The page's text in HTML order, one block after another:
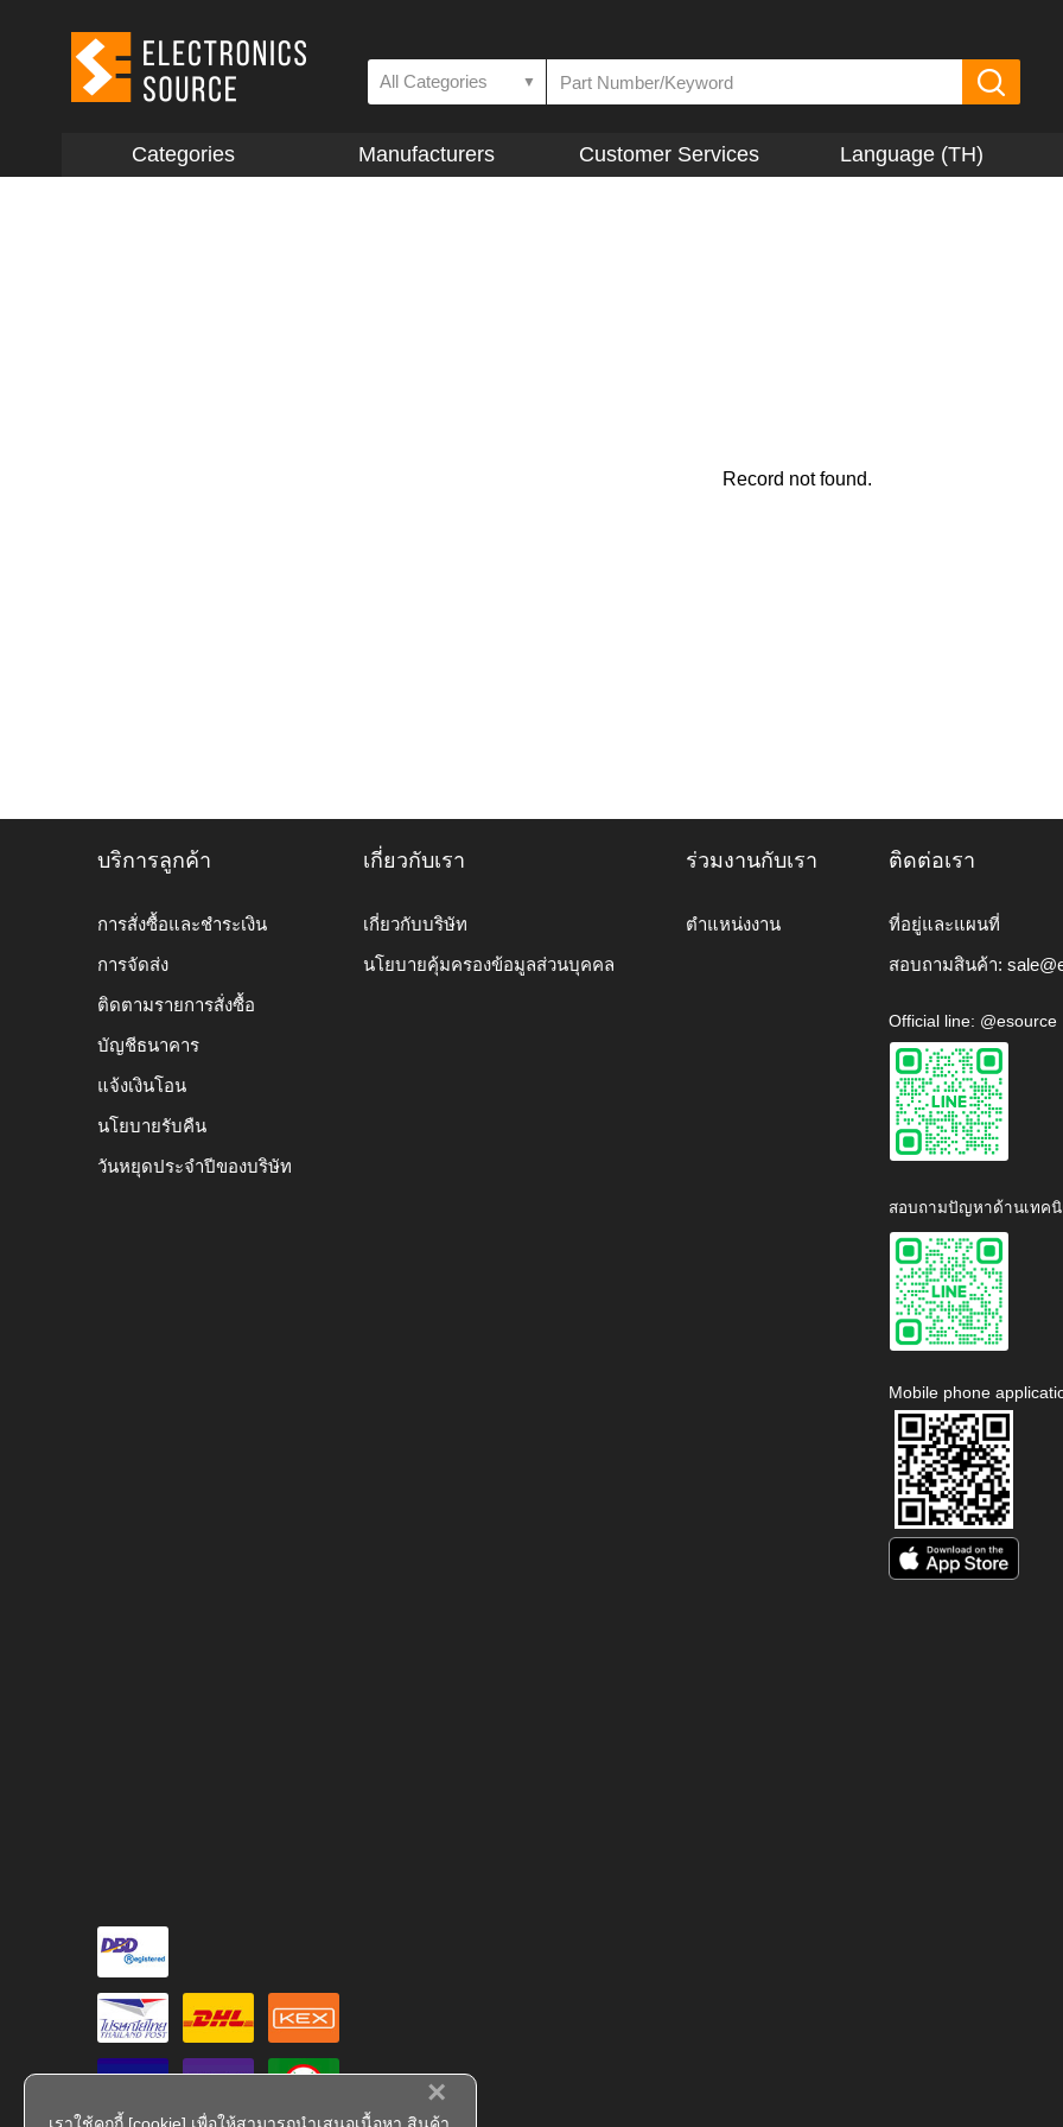
×
All Categories ▼
Categories Manufacturers Customer Services Language (TH)
Record not found.
บริการลูกค้า
การสั่งซื้อและชำระเงิน
การจัดส่ง
ติดตามรายการสั่งซื้อ
บัญชีธนาคาร
แจ้งเงินโอน
นโยบายรับคืน
วันหยุดประจำปีของบริษัท
เกี่ยวกับเรา
เกี่ยวกับบริษัท
นโยบายคุ้มครองข้อมูลส่วนบุคคล
ร่วมงานกับเรา
ตำแหน่งงาน
ติดต่อเรา
ที่อยู่และแผนที่
สอบถามสินค้า:
Official line: @esource
สอบถามปัญหาด้านเทคนิ
Mobile phone